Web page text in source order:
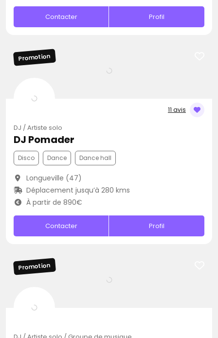
Contacter Profil
11 avis
Promotion
DJ / Artiste solo
DJ Pomader
Disco Dance Dance hall
Longueville (47)
Déplacement jusqu’à 280 kms
À partir de 890€
Contacter Profil
Promotion